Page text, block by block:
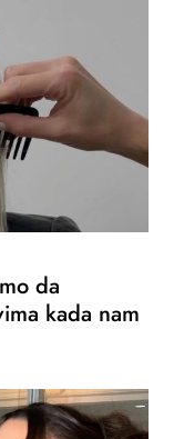
da
kada nam